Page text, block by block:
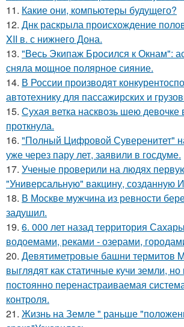
11. Какие они, компьютеры будущего?
12. Днк раскрыла происхождение
XII в. с нижнего Дона.
13. "Весь Экипаж Бросился к Окнам":
сняла мощное полярное сияние.
14. В России производят
автотехнику для пассажирских и
15. Сухая ветка насквозь шею девочке
проткнула.
16. "Полный Цифровой Суверенитет"
уже через пару лет, заявили в госдуме.
17. Ученые проверили на людях
"Универсальную" вакцину, созданную
18. В Москве мужчина из ревности
задушил.
19. 6. 000 лет назад территория
водоемами, реками - озерами,
20. Девятиметровые башни термитов
выглядят как статичные кучи земли, но
постоянно перенастраиваемая
контроля.
21. Жизнь на Земле " раньше